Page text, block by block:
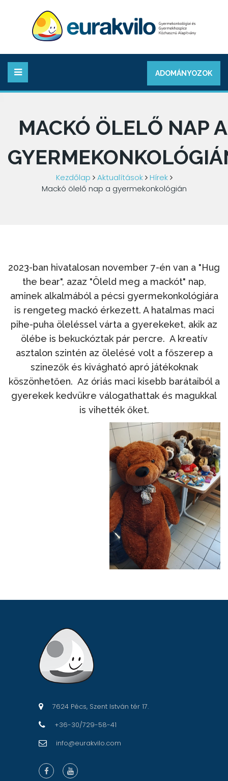
ADOMÁNYOZOK
MACKÓ ÖLELŐ NAP A
Kezdőlap Aktualítások
Hírek
Mackó ölelő nap a gyermekonkológián
2023-ban hivatalosan november 7-én van a "Hug
the bear", azaz "Öleld meg a mackót" nap,
aminek alkalmából a pécsi gyermekonkológiára
is rengeteg mackó érkezett. A hatalmas maci
pihe-puha öleléssel várta a gyerekeket, akik az
ölébe is bekuckóztak pár percre. A kreatív
asztalon szintén az ölelésé volt a főszerep a
szinezők és kivágható apró játékoknak
köszönhetően. Az óriás maci kisebb barátaiból a
gyerekek kedvükre válogathattak és magukkal
is vihették őket.
7624 Pécs, Szent István tér 17.
+36-30/729-58-41
info@eurakvilo.com